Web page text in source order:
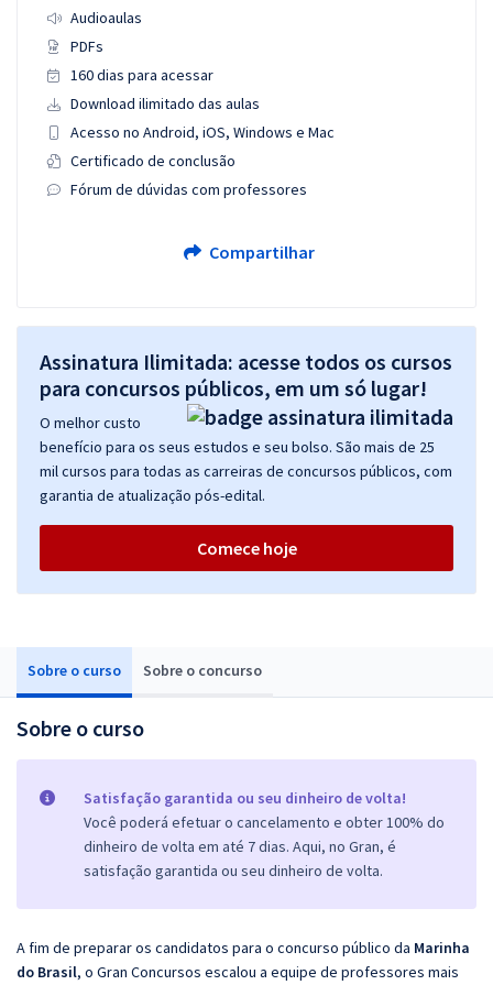
Sobre o curso Sobre o concurso
Sobre o curso
Satisfação garantida ou seu dinheiro de volta!
Você poderá efetuar o cancelamento e obter 100% do
dinheiro de volta em até 7 dias. Aqui, no Gran, é
satisfação garantida ou seu dinheiro de volta.
A fim de preparar os candidatos para o concurso público da Marinha
do Brasil, o Gran Concursos escalou a equipe de professores mais
Audioaulas
PDFs
160 dias para acessar
Download ilimitado das aulas
Acesso no Android, iOS, Windows e Mac
Certificado de conclusão
Fórum de dúvidas com professores
Compartilhar
Assinatura Ilimitada: acesse todos os cursos
para concursos públicos, em um só lugar!
O melhor custo
benefício para os seus estudos e seu bolso. São mais de 25
mil cursos para todas as carreiras de concursos públicos, com
garantia de atualização pós-edital.
Comece hoje